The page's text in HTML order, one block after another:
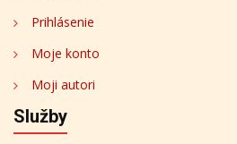
Prihlásenie
Moje konto
Moji autori
Služby